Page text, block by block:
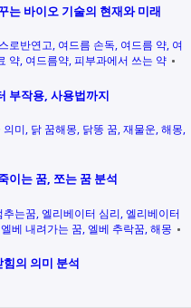
는 바이오 기술의 현재와 미래
로반연고 여드름 손독 여드름 약 여
약 여드름약 피부과에서 쓰는 약
부작용, 사용법까지
의미 닭 꿈해몽 닭똥 꿈 재물운 해몽
이는 꿈, 쪼는 꿈 분석
추는꿈 엘리베이터 심리 엘리베이터
엘베 내려가는 꿈 엘베 추락꿈 해몽
의 의미 분석